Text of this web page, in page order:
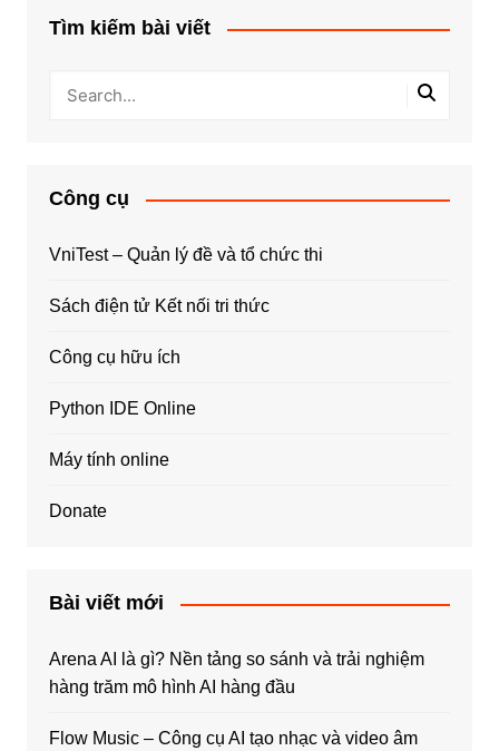
Tìm kiếm bài viết
Công cụ
VniTest – Quản lý đề và tổ chức thi
Sách điện tử Kết nối tri thức
Công cụ hữu ích
Python IDE Online
Máy tính online
Donate
Bài viết mới
Arena AI là gì? Nền tảng so sánh và trải nghiệm
hàng trăm mô hình AI hàng đầu
Flow Music – Công cụ AI tạo nhạc và video âm